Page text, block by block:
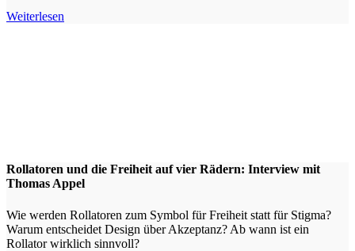
Weiterlesen
Rollatoren und die Freiheit auf vier Rädern: Interview mit
Thomas Appel
Wie werden Rollatoren zum Symbol für Freiheit statt für Stigma?
Warum entscheidet Design über Akzeptanz? Ab wann ist ein
Rollator wirklich sinnvoll?